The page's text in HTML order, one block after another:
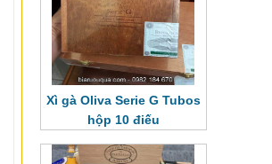
Xì gà Oliva Serie G Tubos
hộp 10 điếu